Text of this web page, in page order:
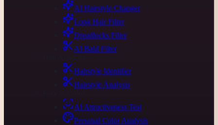
AI Hairstyle Changer
Long Hair Filter
Dreadlocks Filter
AI Bald Filter
Hairstyle Identifier
Hairstyle Analysis
AI Attractiveness Test
Personal Color Analysis